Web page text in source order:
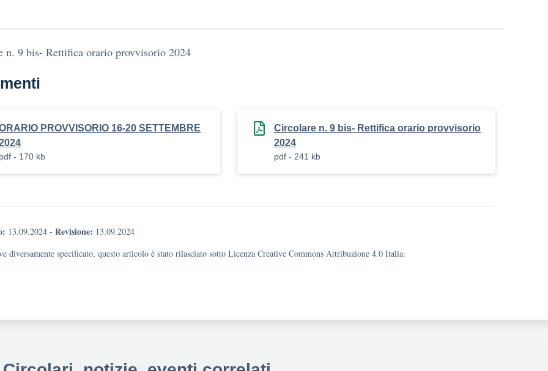
n. 9 bis- Rettifica orario provvisorio 2024
PROVVISORIO 16-20 SETTEMBRE
pdf - 170 kb
Circolare n. 9 bis- Rettifica orario provvisorio
2024
pdf - 241 kb
13.09.2024 - Revisione: 13.09.2024
diversamente specificato, questo articolo è stato rilasciato sotto Licenza Creative Commons Attribuzione 4.0 Italia.